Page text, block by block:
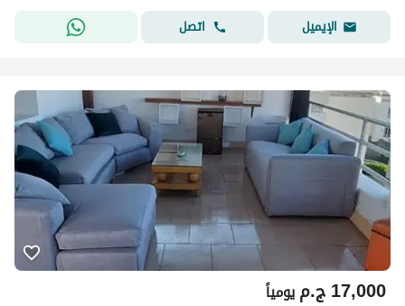
الإيميل
اتصل
ج.م17,000 يومياً